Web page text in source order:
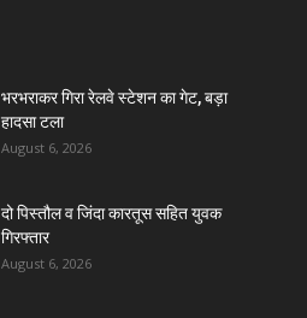
भरभराकर गिरा रेलवे स्टेशन का गेट, बड़ा
हादसा टला
August 6, 2026
दो पिस्तौल व जिंदा कारतूस सहित युवक
गिरफ्तार
August 6, 2026